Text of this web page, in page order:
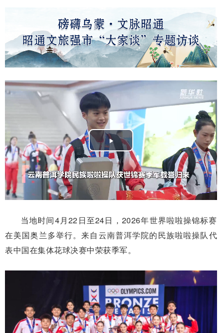
Play
Video
当地时间4月22日至24日，2026年世界啦啦操锦标赛
在美国奥兰多举行。来自云南普洱学院的民族啦啦操队代
表中国在集体花球决赛中荣获季军。